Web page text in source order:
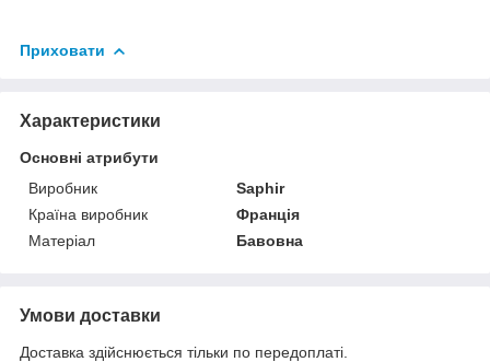
Приховати
Характеристики
Основні атрибути
Виробник
Saphir
Країна виробник
Франція
Матеріал
Бавовна
Умови доставки
Доставка здійснюється тільки по передоплаті.